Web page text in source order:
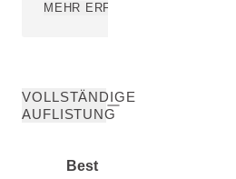
MEHR ERFAHREN
VOLLSTÄNDIGE
AUFLISTUNG
Best